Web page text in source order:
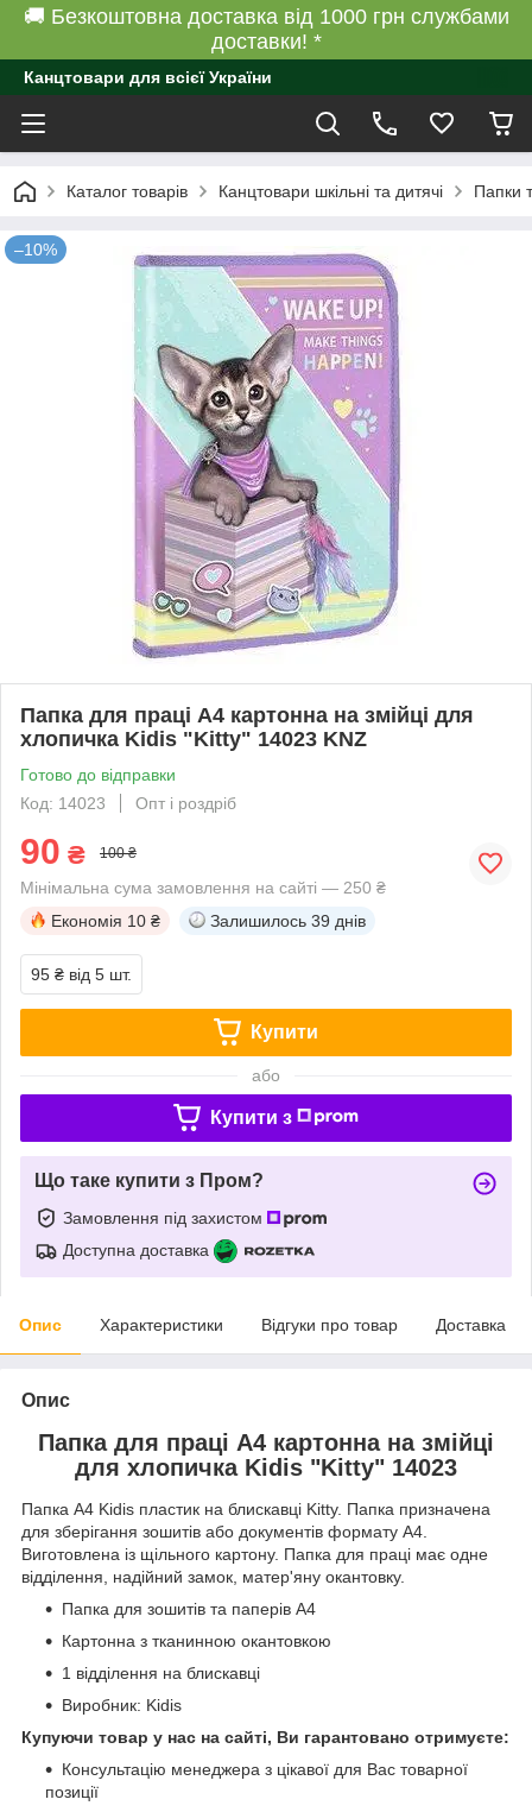
🚚 Безкоштовна доставка від 1000 грн службами
доставки! *
Канцтовари для всієї України
Каталог товарів Канцтовари шкільні та дитячі Папки
–10%
Папка для праці А4 картонна на змійці для
хлопичка Kidis "Kitty" 14023 KNZ
Готово до відправки
Код: 14023
Опт і роздріб
90 ₴ 100 ₴
Мінімальна сума замовлення на сайті — 250 ₴
Економія 10 ₴ Залишилось 39 днів
95 ₴ від 5 шт.
Купити
або
Купити з
Що таке купити з Пром?
Замовлення під захистом
Доступна доставка
Опис Характеристики Відгуки про товар Доставка
Опис
Папка для праці А4 картонна на змійці
для хлопичка Kidis "Kitty" 14023
Папка А4 Kidis пластик на блискавці Kitty. Папка призначена
для зберігання зошитів або документів формату А4.
Виготовлена із щільного картону. Папка для праці має одне
відділення, надійний замок, матер'яну окантовку.
Папка для зошитів та паперів А4
Картонна з тканинною окантовкою
1 відділення на блискавці
Виробник: Kidis
Купуючи товар у нас на сайті, Ви гарантовано отримуєте:
Консультацію менеджера з цікавої для Вас товарної
позиції